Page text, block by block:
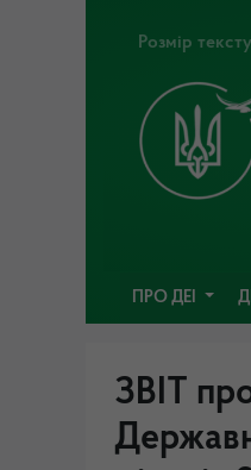
Розмір
ПРО ДЕІ
ЗВІТ